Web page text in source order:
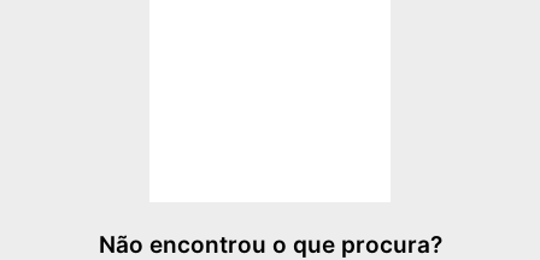
Não encontrou o que procura?